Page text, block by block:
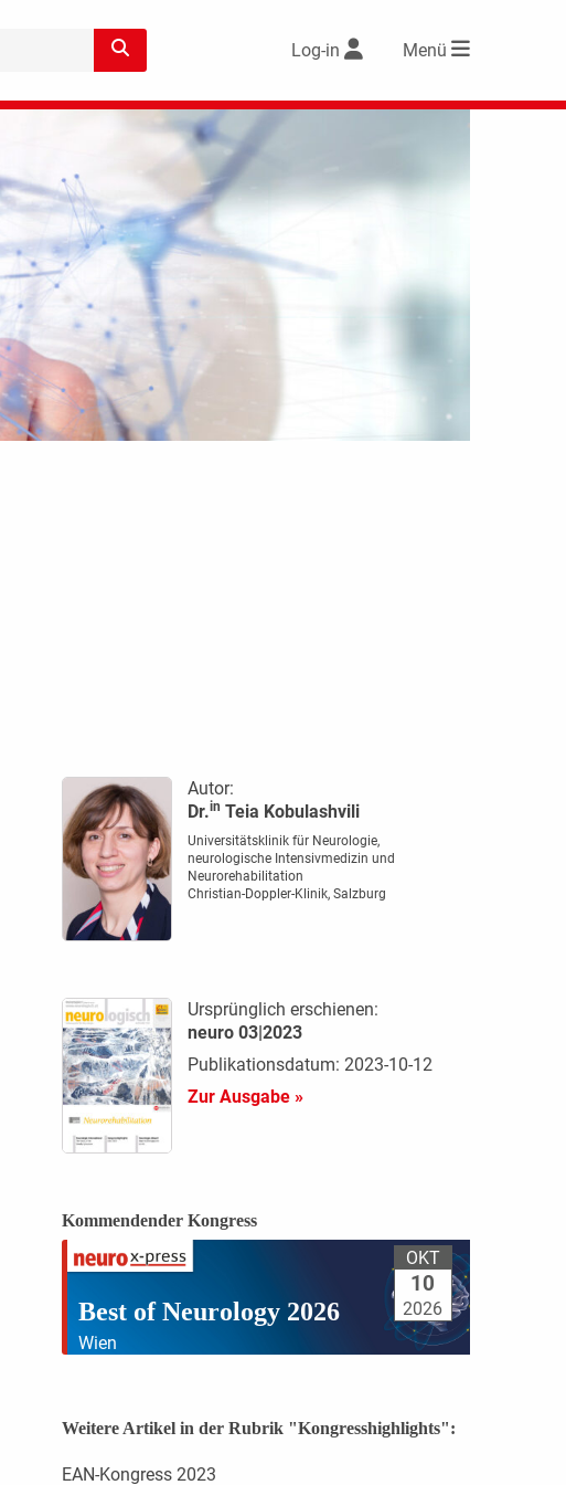
Log-in Menü
Autor:
Dr.in Teia Kobulashvili
Universitätsklinik für Neurologie,
neurologische Intensivmedizin und
Neurorehabilitation
Christian-Doppler-Klinik, Salzburg
Ursprünglich erschienen:
neuro 03|2023
Publikationsdatum: 2023-10-12
Zur Ausgabe »
Kommendender Kongress
Best of Neurology 2026
Wien
OKT
10
2026
Weitere Artikel in der Rubrik "Kongresshighlights":
EAN-Kongress 2023